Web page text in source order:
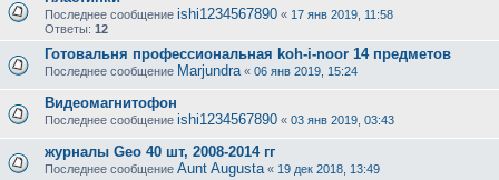
Последнее сообщение ishi1234567890 « 17 янв 2019, 11:58
Ответы: 12
Готовальня профессиональная koh-i-noor 14 предметов
Последнее сообщение Marjundra « 06 янв 2019, 15:24
Видеомагнитофон
Последнее сообщение ishi1234567890 « 03 янв 2019, 03:43
журналы Geo 40 шт, 2008-2014 гг
Последнее сообщение Aunt Augusta « 19 дек 2018, 13:49